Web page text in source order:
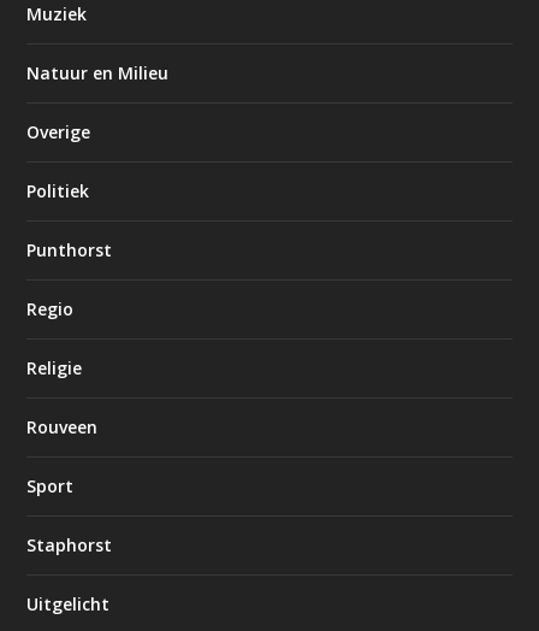
Muziek
Natuur en Milieu
Overige
Politiek
Punthorst
Regio
Religie
Rouveen
Sport
Staphorst
Uitgelicht